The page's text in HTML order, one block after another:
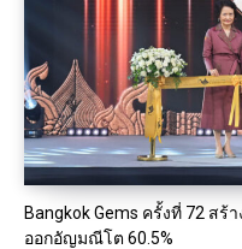
Bangkok Gems ครั้งที่ 72 ส
ออกอัญมณีโต 60.5%